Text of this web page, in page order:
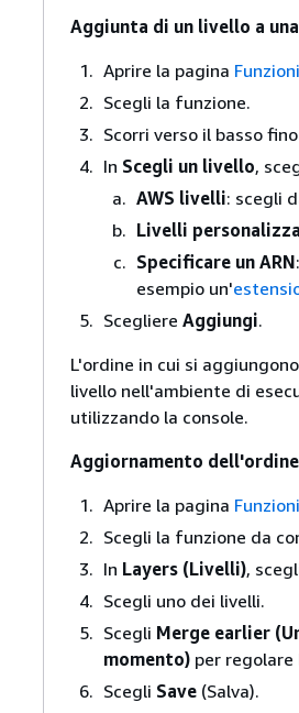
Aggiunta di un livello a
Aprire la pagina Funzioni
Scegli la funzione.
Scorri verso il basso
In Scegli un livello,
AWS livelli: scegli
Livelli
Specificare un ARN
esempio un'
Scegliere Aggiungi.
L'ordine in cui si
livello nell'ambiente di
utilizzando la console.
Aggiornamento
Aprire la pagina Funzioni
Scegli la funzione da
In Layers (Livelli),
Scegli uno dei livelli.
Scegli Merge earlier
momento) per
Scegli Save (Salva).